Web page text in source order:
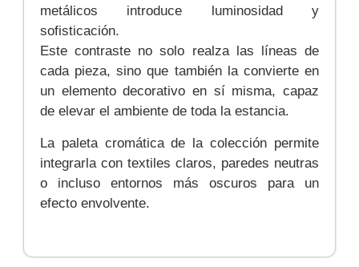
metálicos introduce luminosidad y
sofisticación.
Este contraste no solo realza las líneas de
cada pieza, sino que también la convierte en
un elemento decorativo en sí misma, capaz
de elevar el ambiente de toda la estancia.
La paleta cromática de la colección permite
integrarla con textiles claros, paredes neutras
o incluso entornos más oscuros para un
efecto envolvente.